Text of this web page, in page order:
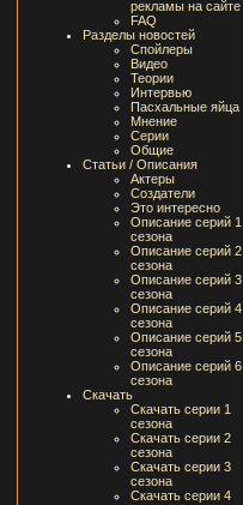
рекламы на сайте
FAQ
Разделы новостей
Спойлеры
Видео
Теории
Интервью
Пасхальные яйца
Мнение
Серии
Общие
Статьи / Описания
Актеры
Создатели
Это интересно
Описание серий 1
сезона
Описание серий 2
сезона
Описание серий 3
сезона
Описание серий 4
сезона
Описание серий 5
сезона
Описание серий 6
сезона
Скачать
Скачать серии 1
сезона
Скачать серии 2
сезона
Скачать серии 3
сезона
Скачать серии 4